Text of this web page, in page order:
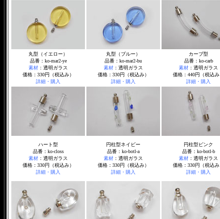
丸型（イエロー）
品番：ko-mar2-ye
素材 ：透明ガラス
価格：330円（税込み）
詳細・購入
丸型（ブルー）
品番：ko-mar2-bu
素材 ：透明ガラス
価格：330円（税込み）
詳細・購入
カーブ型
品番：ko-carb
素材 ：透明ガラス
価格：440円（税込
詳細・購入
ハート型
品番：ko-closs
素材 ：透明ガラス
価格：330円（税込み）
詳細・購入
円柱型ネイビー
品番：ko-botl-a
素材 ：透明ガラス
価格：330円（税込み）
詳細・購入
円柱型ピンク
品番：ko-botl-b
素材 ：透明ガラス
価格：330円（税込
詳細・購入